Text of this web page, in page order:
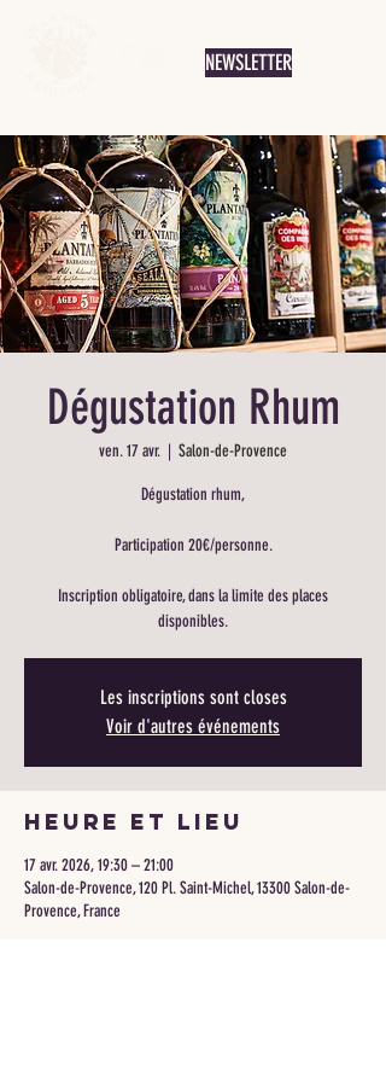
NEWSLETTER
Dégustation Rhum
ven. 17 avr.
  |
Salon-de-Provence
Dégustation rhum,
Participation 20€/personne.
Inscription obligatoire, dans la limite des places
disponibles.
Les inscriptions sont closes
Voir d'autres événements
Heure et lieu
17 avr. 2026, 19:30 – 21:00
Salon-de-Provence, 120 Pl. Saint-Michel, 13300 Salon-de-
Provence, France